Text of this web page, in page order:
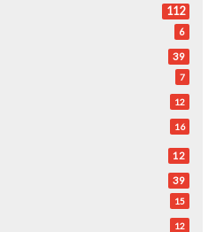
112
6
39
7
12
16
12
39
15
12